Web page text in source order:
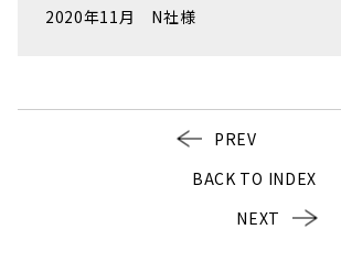
2020年11月 N社様
PREV
BACK TO INDEX
NEXT